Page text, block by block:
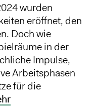
wurden
eröffnet, den
Doch wie
in der
Impulse,
Arbeitsphasen
für die